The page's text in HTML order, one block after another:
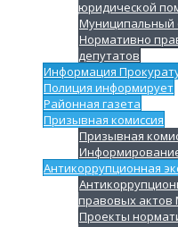
юридической
Муниципальный
Нормативно
депутатов
Информация
Полиция информирует
Районная газета
Призывная комиссия
Призывная
Антикоррупционная
правовых актов
Проекты